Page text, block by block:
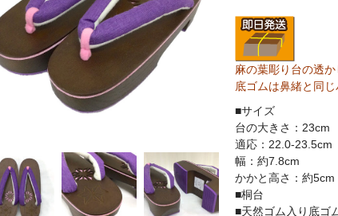
麻の葉彫り台の透
底ゴムは鼻緒と同
■サイズ
台の大きさ：23cm
適応：22.0-23.5cm
幅：約7.8cm
かかと高さ：約5cm
■桐台
■天然ゴム入り底ゴ